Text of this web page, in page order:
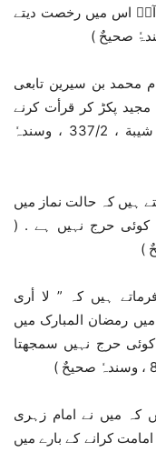
. آپؒ اس میں رخصت دیتے
محمد بن سیرین تابعی
مجید پکڑ کر قرأت کرنے
میں کوئی حرج نہیں”. ( مصنف ابن ابی شیبة ، 337/2 ، وسندہٗ
ہیں کہ حالت نماز میں
کوئی حرج نہیں ہے . (
ہیں کہ ” لا أری
رمضان المبارک میں
حرج نہیں سمجھتا
کہ میں نے امام زہری
کرانے کے بارے میں